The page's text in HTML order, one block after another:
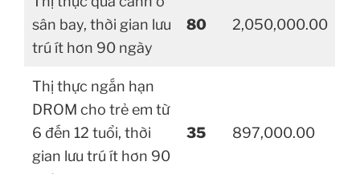
sân bay, thời gian lưu
trú ít hơn 90 ngày
80 2,050,000.00
Thị thực ngắn hạn
DROM cho trẻ em từ
6 đến 12 tuổi, thời
gian lưu trú ít hơn 90
35 897,000.00